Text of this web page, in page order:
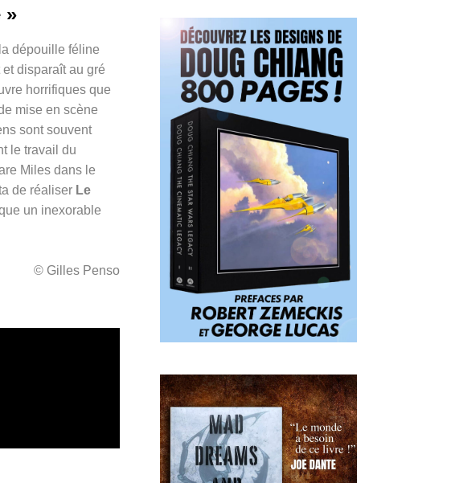
»
dépouille féline
disparaît au gré
horrifiques que
mise en scène
sont souvent
le travail du
Miles dans le
de réaliser Le
un inexorable
© Gilles Penso